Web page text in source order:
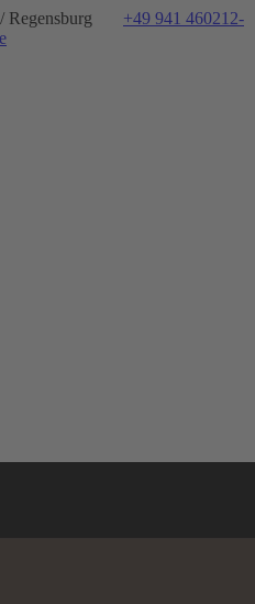
Regensburg
+49 941 460212-